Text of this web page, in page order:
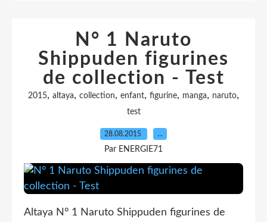
N° 1 Naruto
Shippuden figurines
de collection - Test
2015, altaya, collection, enfant, figurine, manga, naruto,
test
28.08.2015 …
Par ENERGIE71
Altaya N° 1 Naruto Shippuden figurines de